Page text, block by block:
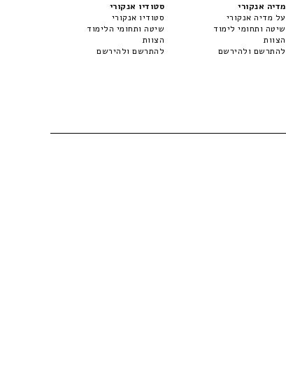
מדיה אנקורי
על מדיה אנקורי
שיטה ותחומי לימוד
הצוות
להתרשם ולהירשם
סטודיו אנקורי
סטודיו אנקורי
שיטה ותחומי הלימוד
הצוות
להתרשם ולהירשם